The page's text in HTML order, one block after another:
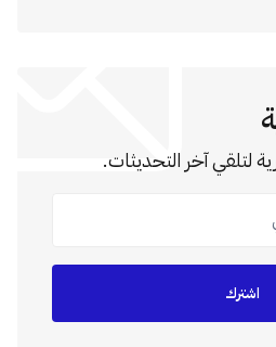
لتلقي آخر التحديثات.
اشترك